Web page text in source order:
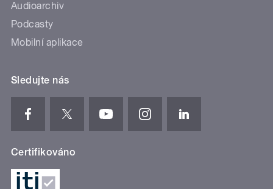
Audioarchiv
Podcasty
Mobilní aplikace
Sledujte nás
Certifikováno